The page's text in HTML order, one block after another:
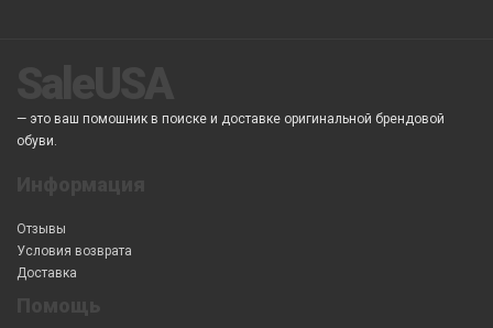
— это ваш помошник в поиске и доставке оригинальной брендовой
обуви.
Отзывы
Условия возврата
Доставка